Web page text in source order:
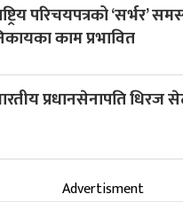
परिचयपत्रको ‘सर्भर’
काम प्रभावित
प्रधानसेनापति
Advertisment